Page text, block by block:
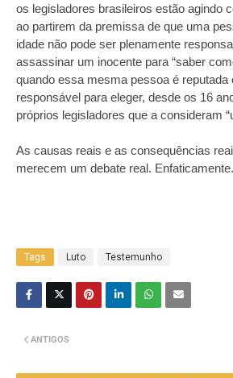
os legisladores brasileiros estão agindo
ao partirem da premissa de que uma
idade não pode ser plenamente
assassinar um inocente para “saber
quando essa mesma pessoa é reputada
responsável para eleger, desde os 16
próprios legisladores que a consideram
As causas reais e as consequências
merecem um debate real. Enfaticamente.
Tags Luto Testemunho
ANTIGOS